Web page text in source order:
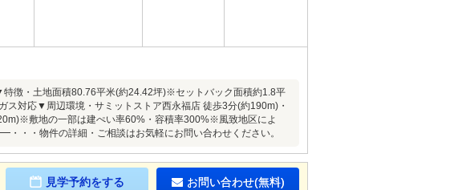
徴・土地面積80.76平米(約24.42坪)※セットバック面積約1.8平
ス対応▼周辺環境・サミットストア西永福店 徒歩3分(約190m)・
敷地の一部は建ぺい率60%・容積率300%※風致地区によ
・物件の詳細・ご相談はお気軽にお問い合わせください。
見学予約をする お問い合わせ(無料)